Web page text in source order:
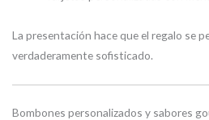
La presentación hace que el regalo se
verdaderamente sofisticado.
Bombones personalizados y sabores